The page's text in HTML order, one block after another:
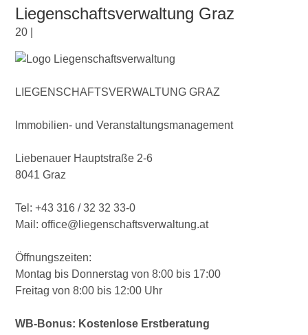
Liegenschaftsverwaltung Graz
20 |
LIEGENSCHAFTSVERWALTUNG GRAZ
Immobilien- und Veranstaltungsmanagement
Liebenauer Hauptstraße 2-6
8041 Graz
Tel: +43 316 / 32 32 33-0
Mail: office@liegenschaftsverwaltung.at
Öffnungszeiten:
Montag bis Donnerstag von 8:00 bis 17:00
Freitag von 8:00 bis 12:00 Uhr
WB-Bonus: Kostenlose Erstberatung